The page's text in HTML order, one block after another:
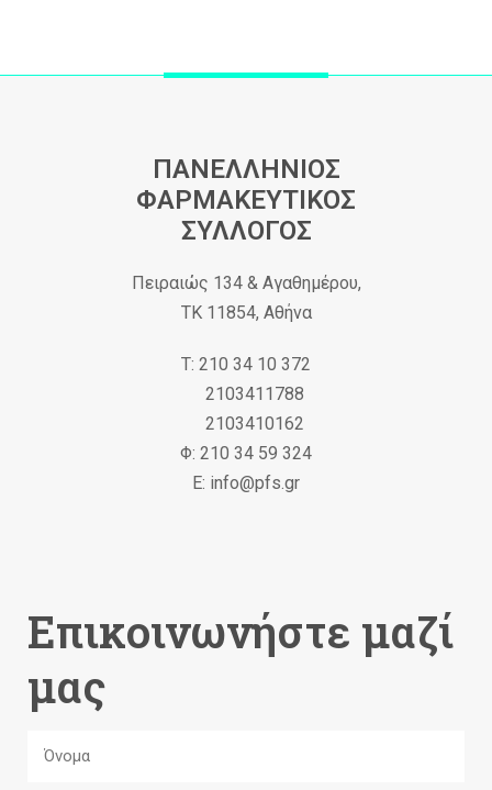
ΠΑΝΕΛΛΗΝΙΟΣ
ΦΑΡΜΑΚΕΥΤΙΚΟΣ
ΣΥΛΛΟΓΟΣ
Πειραιώς 134 & Αγαθημέρου,
ΤΚ 11854, Αθήνα
Τ: 210 34 10 372
2103411788
2103410162
Φ: 210 34 59 324
Ε: info@pfs.gr
Επικοινωνήστε μαζί
μας